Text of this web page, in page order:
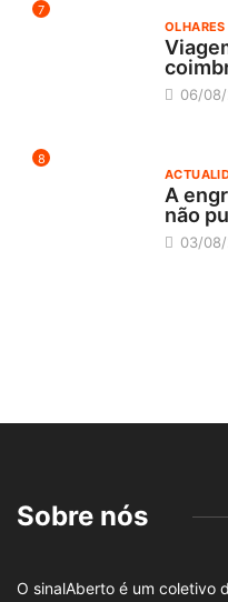
7
OLHARES
06/
8
A
não
03/
Sobre nós
O sinalAberto é um coletivo